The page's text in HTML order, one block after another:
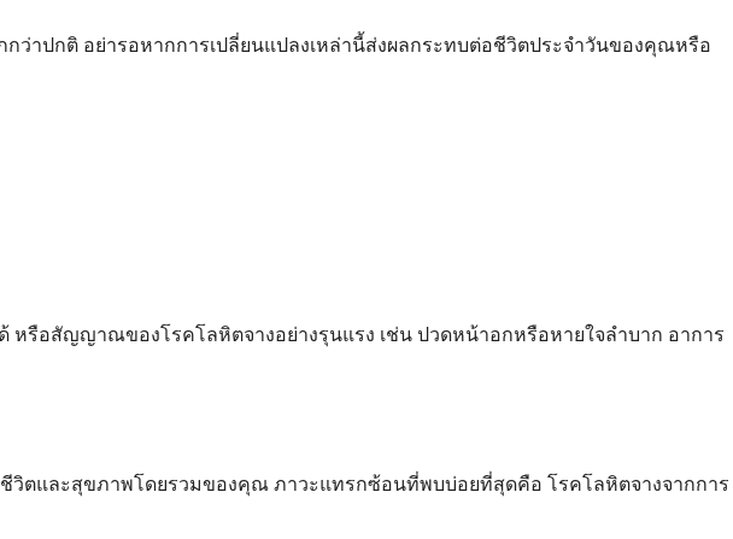
ปกติ อย่ารอหากการเปลี่ยนแปลงเหล่านี้ส่งผลกระทบต่อชีวิตประจำวันของคุณหรือ
รือสัญญาณของโรคโลหิตจางอย่างรุนแรง เช่น ปวดหน้าอกหรือหายใจลำบาก อาการ
ตและสุขภาพโดยรวมของคุณ ภาวะแทรกซ้อนที่พบบ่อยที่สุดคือ โรคโลหิตจางจากการ